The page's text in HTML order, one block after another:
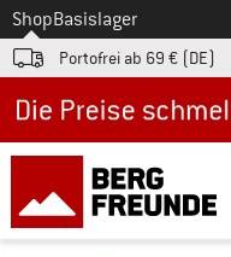
Zum
ShopBasislager
Portofrei ab 69 € (DE)